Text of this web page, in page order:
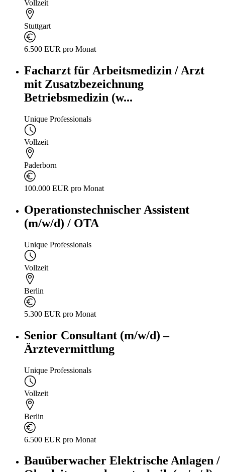
Vollzeit
Stuttgart
6.500 EUR pro Monat
Facharzt für Arbeitsmedizin / Arzt
mit Zusatzbezeichnung
Betriebsmedizin (w...
Unique Professionals
Vollzeit
Paderborn
100.000 EUR pro Monat
Operationstechnischer Assistent
(m/w/d) / OTA
Unique Professionals
Vollzeit
Berlin
5.300 EUR pro Monat
Senior Consultant (m/w/d) –
Ärztevermittlung
Unique Professionals
Vollzeit
Berlin
6.500 EUR pro Monat
Bauüberwacher Elektrische Anlagen /